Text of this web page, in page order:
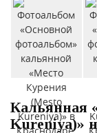
Кальянная
Kureniya)»